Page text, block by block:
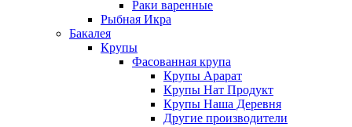
Раки варенные
Рыбная Икра
Бакалея
Крупы
Фасованная крупа
Крупы Арарат
Крупы Нат Продукт
Крупы Наша Деревня
Другие производители